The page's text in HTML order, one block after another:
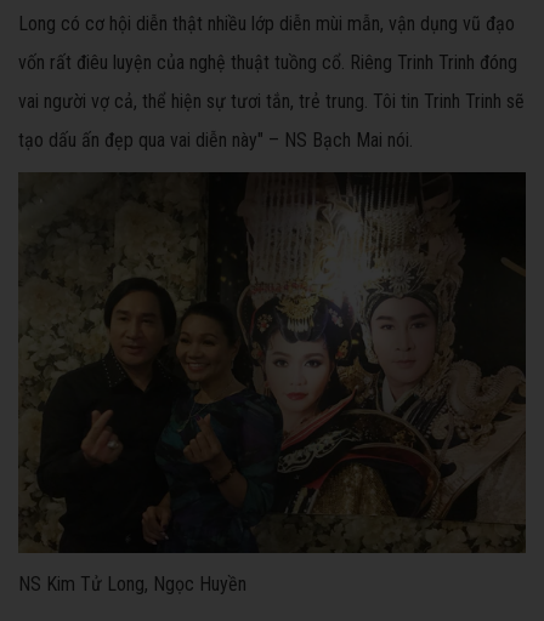
Long có cơ hội diễn thật nhiều lớp diễn mùi mẫn, vận dụng vũ đạo
vốn rất điêu luyện của nghệ thuật tuồng cổ. Riêng Trinh Trinh đóng
vai người vợ cả, thể hiện sự tươi tắn, trẻ trung. Tôi tin Trinh Trinh sẽ
tạo dấu ấn đẹp qua vai diễn này" – NS Bạch Mai nói.
NS Kim Tử Long, Ngọc Huyền